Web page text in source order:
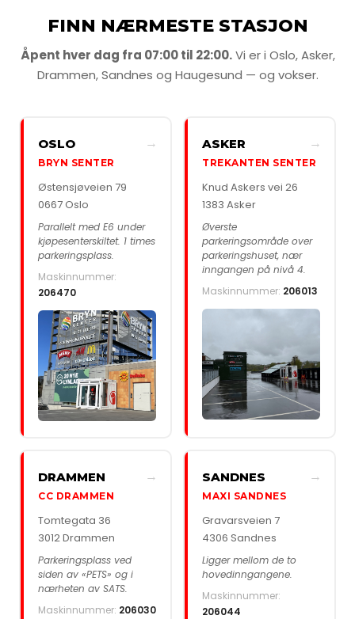
FINN NÆRMESTE STASJON
Åpent hver dag fra 07:00 til 22:00.Vi er i Oslo, Asker,
Drammen, Sandnes og Haugesund — og vokser.
→
OSLO
BRYN SENTER
Østensjøveien 79
0667 Oslo
Parallelt med E6 under
kjøpesenterskiltet. 1 times
parkeringsplass.
Maskinnummer:
206470
→
ASKER
TREKANTEN SENTER
Knud Askers vei 26
1383 Asker
Øverste
parkeringsområde over
parkeringshuset, nær
inngangen på nivå 4.
Maskinnummer: 206013
→
DRAMMEN
CC DRAMMEN
Tomtegata 36
3012 Drammen
Parkeringsplass ved
siden av «PETS» og i
nærheten av SATS.
Maskinnummer: 206030
→
SANDNES
MAXI SANDNES
Gravarsveien 7
4306 Sandnes
Ligger mellom de to
hovedinngangene.
Maskinnummer:
206044